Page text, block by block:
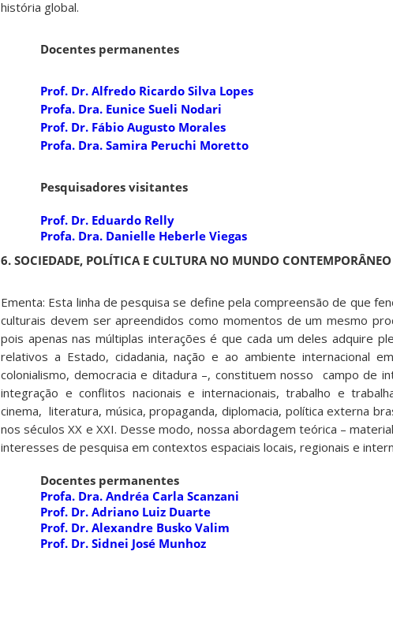
história global.
Docentes permanentes
Prof. Dr. Alfredo Ricardo Silva Lopes
Profa. Dra. Eunice Sueli Nodari
Prof. Dr. Fábio Augusto Morales
Profa. Dra. Samira Peruchi Moretto
Pesquisadores visitantes
Prof. Dr. Eduardo Relly
Profa. Dra. Danielle Heberle Viegas
6. SOCIEDADE, POLÍTICA E CULTURA NO MUNDO CONTEMPORÂNEO
Ementa: Esta linha de pesquisa se define pela compreensão de que
culturais devem ser apreendidos como momentos de um mesmo
pois apenas nas múltiplas interações é que cada um deles adquire
relativos a Estado, cidadania, nação e ao ambiente internacional
colonialismo, democracia e ditadura –, constituem nosso campo de
integração e conflitos nacionais e internacionais, trabalho e
cinema, literatura, música, propaganda, diplomacia, política externa
nos séculos XX e XXI. Desse modo, nossa abordagem teórica –
interesses de pesquisa em contextos espaciais locais, regionais e
Docentes permanentes
Profa. Dra. Andréa Carla Scanzani
Prof. Dr. Adriano Luiz Duarte
Prof. Dr. Alexandre Busko Valim
Prof. Dr. Sidnei José Munhoz